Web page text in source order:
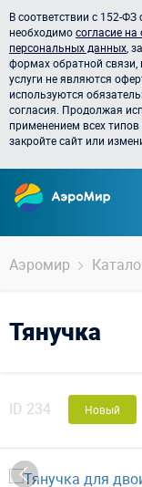
В соответствии с 152-ФЗ
необходимосогласие на
персональных данных ,
формах обратной
услуги не являются
используются
согласия. Продолжая
применением всех
закройте сайт или
Аэромир
Тянучка
ID 234 Новый